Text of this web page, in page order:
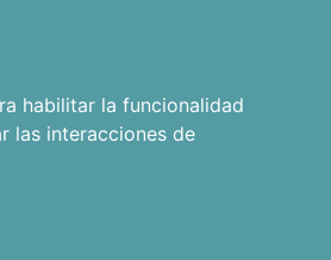
habilitar la funcionalidad
las interacciones de